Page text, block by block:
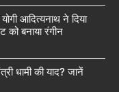
आदित्यनाथ ने दिया
बनाया रंगीन
धामी की याद? जानें